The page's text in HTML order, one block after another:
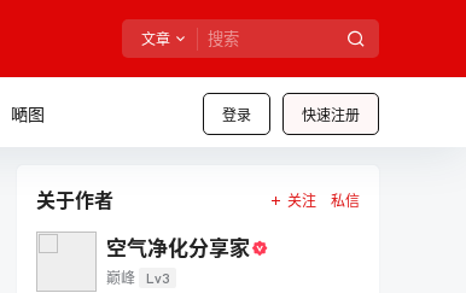
文章
登录 快速注册
嗮图
关于作者 关注 私信
空气净化分享家
巅峰 Lv3